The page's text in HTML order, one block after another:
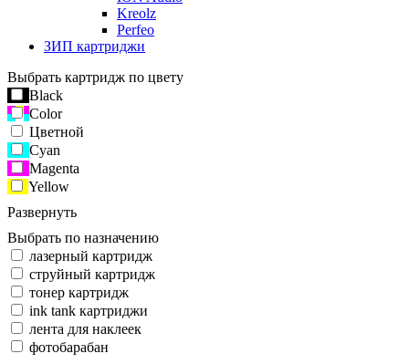
Kreolz
Perfeo
ЗИП картриджи
Выбрать картридж по цвету
Black
Color
Цветной
Cyan
Magenta
Yellow
Развернуть
Выбрать по назначению
лазерный картридж
струйный картридж
тонер картридж
ink tank картриджи
лента для наклеек
фотобарабан